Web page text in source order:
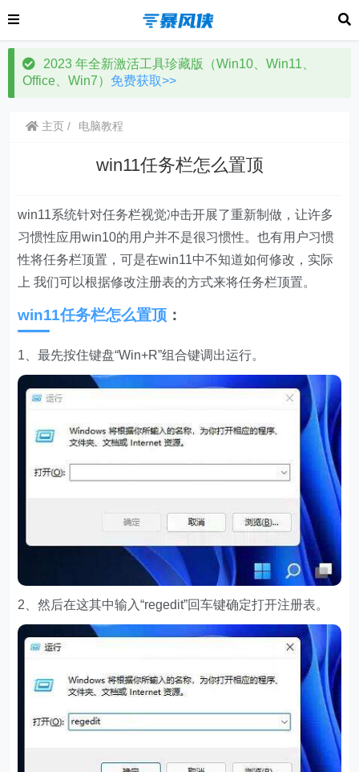
2023 年全新激活工具珍藏版（Win10、Win11、
Office、Win7） 免费获取>>
主页 电脑教程
win11任务栏怎么置顶
win11系统针对任务栏视觉冲击开展了重新制做，让许多
习惯性应用win10的用户并不是很习惯性。也有用户习惯
性将任务栏顶置，可是在win11中不知道如何修改，实际
上 我们可以根据修改注册表的方式来将任务栏顶置。
win11任务栏怎么置顶 ：
1、最先按住键盘“Win+R”组合键调出运行。
2、然后在这其中输入“regedit”回车键确定打开注册表。